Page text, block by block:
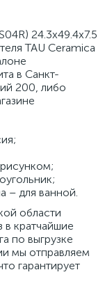
24.3x49.4x7.5
TAU Ceramica
в Санкт-
200, либо
– для ванной.
области
в кратчайшие
по выгрузке
мы отправляем
гарантирует